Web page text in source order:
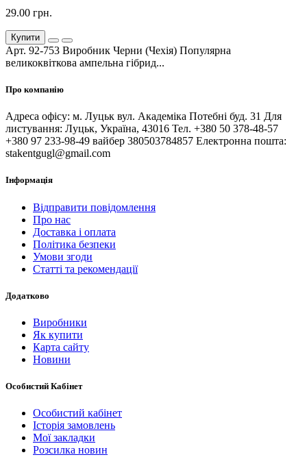
29.00 грн.
Купити
Арт. 92-753 Виробник Черни (Чехія) Популярна
великоквіткова ампельна гібрид...
Про компанію
Адреса офісу: м. Луцьк вул. Академіка Потебні буд. 31 Для
листування: Луцьк, Україна, 43016 Тел. +380 50 378-48-57
+380 97 233-98-49 вайбер 380503784857 Електронна пошта:
stakentgugl@gmail.com
Інформація
Відправити повідомлення
Про нас
Доставка і оплата
Політика безпеки
Умови згоди
Статті та рекомендації
Додатково
Виробники
Як купити
Карта сайту
Новини
Особистий Кабінет
Особистий кабінет
Історія замовлень
Мої закладки
Розсилка новин